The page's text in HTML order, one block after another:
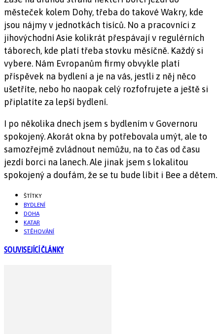
městeček kolem Dohy, třeba do takové Wakry, kde
jsou nájmy v jednotkách tisíců. No a pracovníci z
jihovýchodní Asie kolikrát přespávají v regulérních
táborech, kde platí třeba stovku měsíčně. Každý si
vybere. Nám Evropanům firmy obvykle platí
příspěvek na bydlení a je na vás, jestli z něj něco
ušetříte, nebo ho naopak celý rozfofrujete a ještě si
připlatíte za lepší bydlení.
I po několika dnech jsem s bydlením v Governoru
spokojený. Akorát okna by potřebovala umýt, ale to
samozřejmě zvládnout nemůžu, na to čas od času
jezdí borci na lanech. Ale jinak jsem s lokalitou
spokojený a doufám, že se tu bude líbit i Bee a dětem.
ŠTÍTKY
BYDLENÍ
DOHA
KATAR
STĚHOVÁNÍ
SOUVISEJÍCÍ ČLÁNKY